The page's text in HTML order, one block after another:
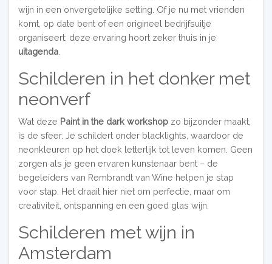
wijn in een onvergetelijke setting. Of je nu met vrienden
komt, op date bent of een origineel bedrijfsuitje
organiseert: deze ervaring hoort zeker thuis in je
uitagenda.
Schilderen in het donker met
neonverf
Wat deze Paint in the dark workshopzo bijzonder maakt,
is de sfeer. Je schildert onder blacklights, waardoor de
neonkleuren op het doek letterlijk tot leven komen. Geen
zorgen als je geen ervaren kunstenaar bent – de
begeleiders van Rembrandt van Wine helpen je stap
voor stap. Het draait hier niet om perfectie, maar om
creativiteit, ontspanning en een goed glas wijn.
Schilderen met wijn in
Amsterdam